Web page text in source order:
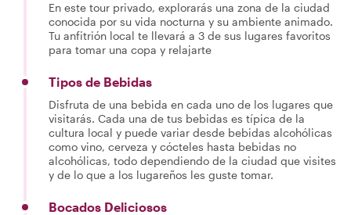
En este tour privado, explorarás una zona de la ciudad
conocida por su vida nocturna y su ambiente animado.
Tu anfitrión local te llevará a 3 de sus lugares favoritos
para tomar una copa y relajarte
Tipos de Bebidas
Disfruta de una bebida en cada uno de los lugares que
visitarás. Cada una de tus bebidas es típica de la
cultura local y puede variar desde bebidas alcohólicas
como vino, cerveza y cócteles hasta bebidas no
alcohólicas, todo dependiendo de la ciudad que visites
y de lo que a los lugareños les guste tomar.
Bocados Deliciosos